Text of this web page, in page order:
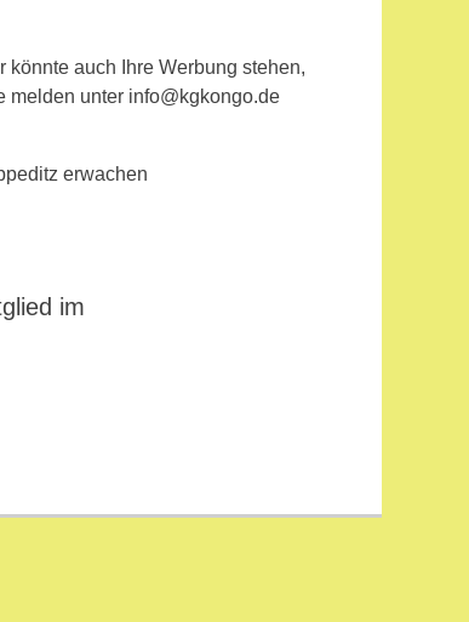
könnte auch Ihre Werbung stehen,
melden unter info@kgkongo.de
erwachen
im